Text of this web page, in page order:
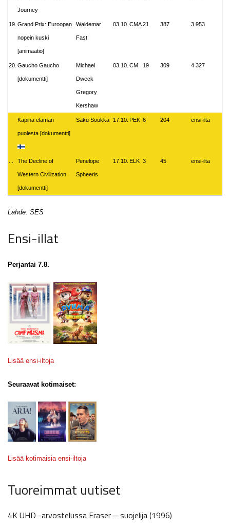
Journey
19. Grand Prix: Euroopan
nopein kuski
[animaatio]
Waldemar
Fast
03.10. CMA21 387 3 953
20. Gaucho Gaucho
[dokumentti]
Michael
Dweck
Gregory
Kershaw
03.10. CM 19 309 4 327
Kapina elämän
puolesta [dokumentti]
Saku Soukka 17.10. PEK 6 204 ensi-ilta
The Decline of
Western Civilization
[dokumentti]
Penelope
Spheeris
17.10. ELK 3 45 ensi-ilta
Lähde: SES
Ensi-illat
Perjantai 7.8.
Lisää ensi-iltoja
Seuraavat kotimaiset:
Lisää kotimaisia ensi-iltoja
Tuoreimmat uutiset
4K UHD -arvostelussa Eraser – suojelija (1996)